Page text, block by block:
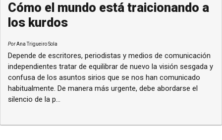
Cómo el mundo está traicionando a
los kurdos
PorAna Trigueiro Sola
Depende de escritores, periodistas y medios de comunicación
independientes tratar de equilibrar de nuevo la visión sesgada y
confusa de los asuntos sirios que se nos han comunicado
habitualmente. De manera más urgente, debe abordarse el
silencio de la p...